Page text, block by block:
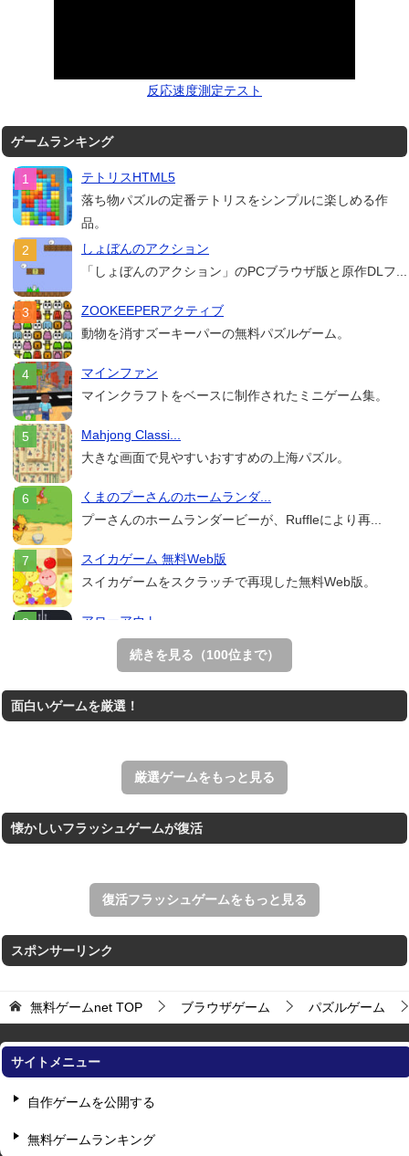
反応速度測定テスト
ゲームランキング
テトリスHTML5
落ち物パズルの定番テトリスをシンプルに楽しめる作
品。
しょぼんのアクション
「しょぼんのアクション」のPCブラウザ版と原作DLフ...
ZOOKEEPERアクティブ
動物を消すズーキーパーの無料パズルゲーム。
マインファン
マインクラフトをベースに制作されたミニゲーム集。
Mahjong Classi...
大きな画面で見やすいおすすめの上海パズル。
くまのプーさんのホームランダ...
プーさんのホームランダービーが、Ruffleにより再...
スイカゲーム 無料Web版
スイカゲームをスクラッチで再現した無料Web版。
アローアウト
すべての矢印を画面外へ導くパズルゲーム。
ホールを巨大に育成する落とし穴ゲーム。
王国を構築していく放置系のシミュレーションゲーム。
続きを見る（100位まで）
面白いゲームを厳選！
厳選ゲームをもっと見る
懐かしいフラッシュゲームが復活
復活フラッシュゲームをもっと見る
スポンサーリンク
無料ゲームnet TOP ブラウザゲーム パズルゲーム
サイトメニュー
自作ゲームを公開する
無料ゲームランキング